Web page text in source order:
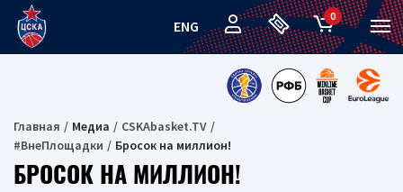
ENG
0
Главная Медиа
CSKAbasket.TV
#ВнеПлощадки
Бросок на миллион!
БРОСОК НА МИЛЛИОН!